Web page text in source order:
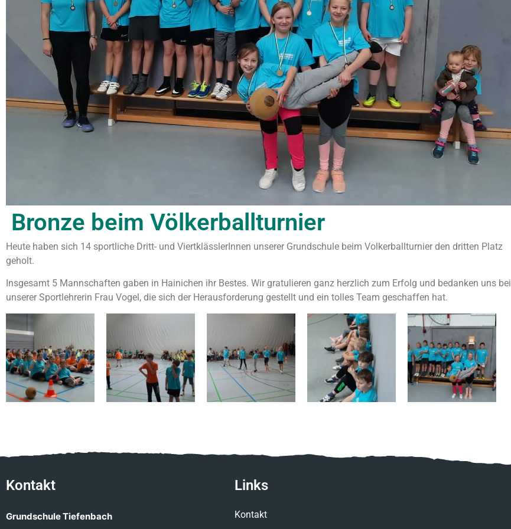
Bronze beim Völkerballturnier
Heute haben sich 14 sportliche Dritt- und ViertklässlerInnen unserer Grundschule beim Volkerballturnier den dritten Platz
geholt.
Insgesamt 5 Mannschaften gaben in Hainichen ihr Bestes. Wir gratulieren ganz herzlich zum Erfolg und bedanken uns bei
unserer Sportlehrerin Frau Vogel, die sich der Herausforderung gestellt und ein tolles Team geschaffen hat.
Kontakt
Grundschule Tiefenbach
Links
Kontakt